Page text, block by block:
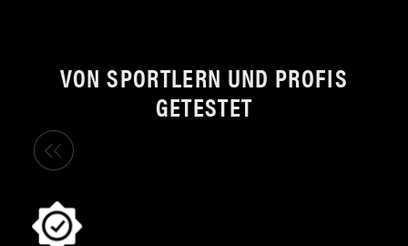
VON SPORTLERN UND PROFIS
GETESTET